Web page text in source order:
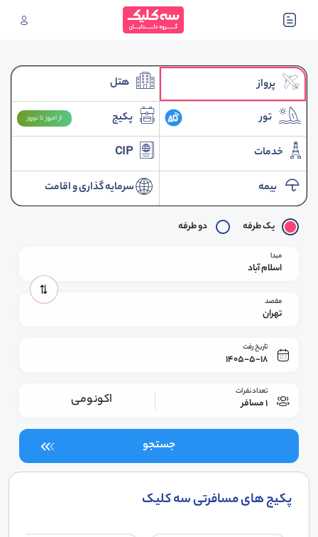
پرواز هتل
تور پکیج از امروز تا نوروز
خدمات CIP
بیمه سرمایه گذاری و اقامت
یک طرفه دو طرفه
مبدا
اسلام آباد
مقصد
تهران
تاریخ رفت
1405-5-18
تعداد نفرات
1 مسافر اکونومی
جستجو
پکیج های مسافرتی سه کلیک